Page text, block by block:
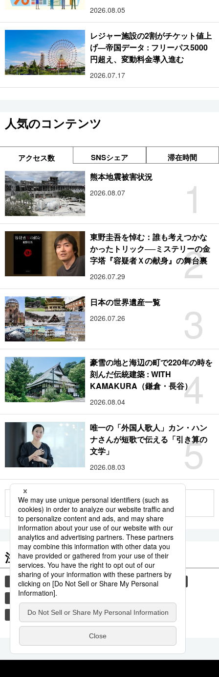
2026.08.05
レジャー施設の2割がチケット値上
げ―帝国データ : フリーパス5000
円超え、変動料金導入進む
2026.07.17
人気のコンテンツ
アクセス数 SNSシェア 滞在時間
1
熊本地震被害状況
2026.08.07
2
東野圭吾を悼む：誰も考えつかな
かったトリック──ミステリーの金
字塔『容疑者Ｘの献身』の舞台裏
2026.07.29
3
日本の世界遺産一覧
2026.07.26
4
豪雪の地と海辺の町で220年の時を
刻んだ伝統建築 : WITH
KAMAKURA（鎌倉・長谷）
2026.08.04
5
唯一の「外国人歌人」カン・ハン
ナさんが短歌で伝える「引き算の
文学」
2026.08.03
もっと見る
注目のキーワード
共同通信ニュース 観光 気象・災害
新幹線
鉄道
気象庁